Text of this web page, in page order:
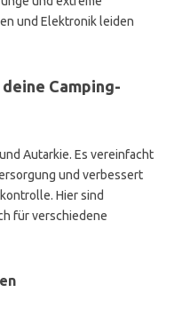
und Elektronik leiden
Camping-
Autarkie. Es vereinfacht
und verbessert
Hier sind
für verschiedene